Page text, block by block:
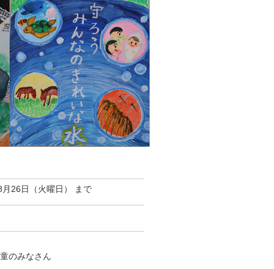
26日（火曜日） まで
のみなさん